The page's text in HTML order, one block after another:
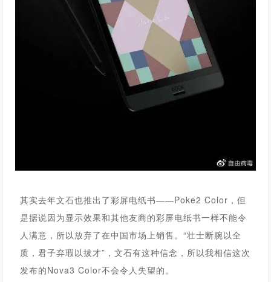
其实去年文石也推出了彩屏电纸书——Poke2 Color，但
是据说因为显示效果和其他友商的彩屏电纸书一样不能令
人满意，所以放弃了在中国市场上销售。“壮士断腕以全
质，君子弃瑕以拔才”，文石有这种信念，所以我相信这次
发布的Nova3 Color不会令人失望的。